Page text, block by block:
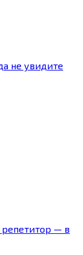
не увидите
— в